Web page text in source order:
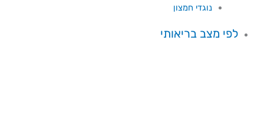
נוגדי חמצון
לפי מצב בריאותי